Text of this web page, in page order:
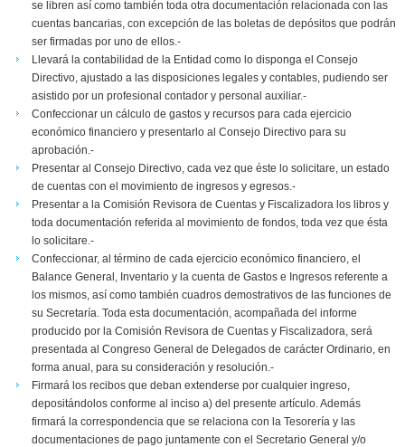
se libren así como también toda otra documentación relacionada con las
cuentas bancarias, con excepción de las boletas de depósitos que podrán
ser firmadas por uno de ellos.-
Llevará la contabilidad de la Entidad como lo disponga el Consejo
Directivo, ajustado a las disposiciones legales y contables, pudiendo ser
asistido por un profesional contador y personal auxiliar.-
Confeccionar un cálculo de gastos y recursos para cada ejercicio
económico financiero y presentarlo al Consejo Directivo para su
aprobación.-
Presentar al Consejo Directivo, cada vez que éste lo solicitare, un estado
de cuentas con el movimiento de ingresos y egresos.-
Presentar a la Comisión Revisora de Cuentas y Fiscalizadora los libros y
toda documentación referida al movimiento de fondos, toda vez que ésta
lo solicitare.-
Confeccionar, al término de cada ejercicio económico financiero, el
Balance General, Inventario y la cuenta de Gastos e Ingresos referente a
los mismos, así como también cuadros demostrativos de las funciones de
su Secretaría. Toda esta documentación, acompañada del informe
producido por la Comisión Revisora de Cuentas y Fiscalizadora, será
presentada al Congreso General de Delegados de carácter Ordinario, en
forma anual, para su consideración y resolución.-
Firmará los recibos que deban extenderse por cualquier ingreso,
depositándolos conforme al inciso a) del presente artículo. Además
firmará la correspondencia que se relaciona con la Tesorería y las
documentaciones de pago juntamente con el Secretario General y/o